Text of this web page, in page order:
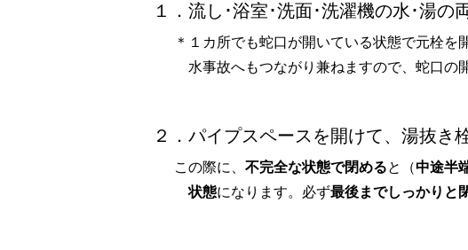
１．流し･浴室･洗面･洗濯機の水･湯の
＊１カ所でも蛇口が開いている状態で元栓
水事故へもつながり兼ねますので、蛇口の
２．パイプスペースを開けて、湯抜き
この際に、 不完全な状態で閉めると（中途半
状態になります。必ず最後までしっかりと